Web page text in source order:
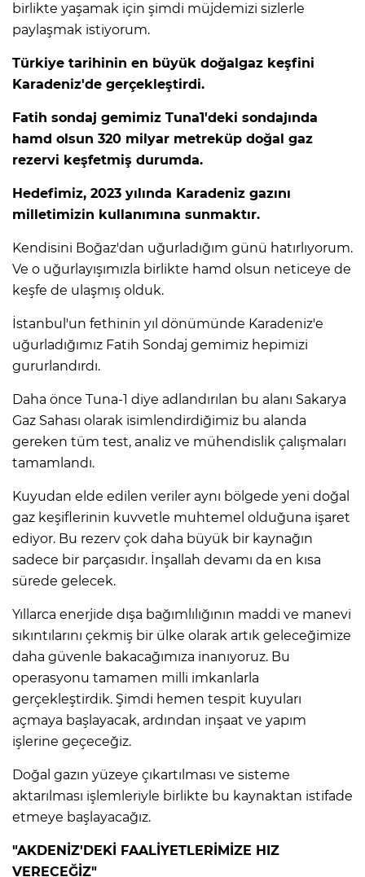
birlikte yaşamak için şimdi müjdemizi sizlerle
paylaşmak istiyorum.
Türkiye tarihinin en büyük doğalgaz keşfini
Karadeniz'de gerçekleştirdi.
Fatih sondaj gemimiz Tuna1'deki sondajında
hamd olsun 320 milyar metreküp doğal gaz
rezervi keşfetmiş durumda.
Hedefimiz, 2023 yılında Karadeniz gazını
milletimizin kullanımına sunmaktır.
Kendisini Boğaz'dan uğurladığım günü hatırlıyorum.
Ve o uğurlayışımızla birlikte hamd olsun neticeye de
keşfe de ulaşmış olduk.
İstanbul'un fethinin yıl dönümünde Karadeniz'e
uğurladığımız Fatih Sondaj gemimiz hepimizi
gururlandırdı.
Daha önce Tuna-1 diye adlandırılan bu alanı Sakarya
Gaz Sahası olarak isimlendirdiğimiz bu alanda
gereken tüm test, analiz ve mühendislik çalışmaları
tamamlandı.
Kuyudan elde edilen veriler aynı bölgede yeni doğal
gaz keşiflerinin kuvvetle muhtemel olduğuna işaret
ediyor. Bu rezerv çok daha büyük bir kaynağın
sadece bir parçasıdır. İnşallah devamı da en kısa
sürede gelecek.
Yıllarca enerjide dışa bağımlılığının maddi ve manevi
sıkıntılarını çekmiş bir ülke olarak artık geleceğimize
daha güvenle bakacağımıza inanıyoruz. Bu
operasyonu tamamen milli imkanlarla
gerçekleştirdik. Şimdi hemen tespit kuyuları
açmaya başlayacak, ardından inşaat ve yapım
işlerine geçeceğiz.
Doğal gazın yüzeye çıkartılması ve sisteme
aktarılması işlemleriyle birlikte bu kaynaktan istifade
etmeye başlayacağız.
"AKDENİZ'DEKİ FAALİYETLERİMİZE HIZ
VERECEĞİZ"